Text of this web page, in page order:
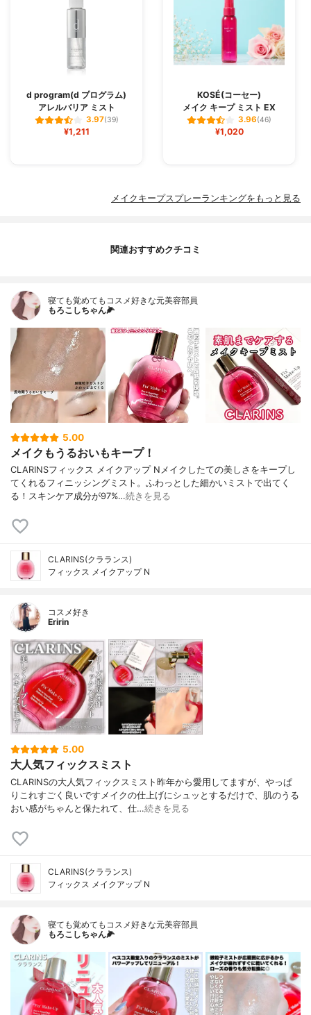
d program(d プログラム)
アレルバリア ミスト
3.97(39)
¥1,211
KOSÉ(コーセー)
メイク キープ ミスト EX
3.96(46)
¥1,020
メイクキープスプレーランキングをもっと見る
関連おすすめクチコミ
寝ても覚めてもコスメ好きな元美容部員
もろこしちゃん🌽
5.00
メイクもうるおいもキープ！
CLARINSフィックス メイクアップ Nメイクしたての美しさをキープし
てくれるフィニッシングミスト。ふわっとした細かいミストで出てく
る！スキンケア成分が97%…続きを見る
CLARINS(クラランス)
フィックス メイクアップ N
コスメ好き
Eririn
5.00
大人気フィックスミスト
CLARINSの大人気フィックスミスト昨年から愛用してますが、やっぱ
りこれすごく良いですメイクの仕上げにシュッとするだけで、肌のうる
おい感がちゃんと保たれて、仕…続きを見る
CLARINS(クラランス)
フィックス メイクアップ N
寝ても覚めてもコスメ好きな元美容部員
もろこしちゃん🌽